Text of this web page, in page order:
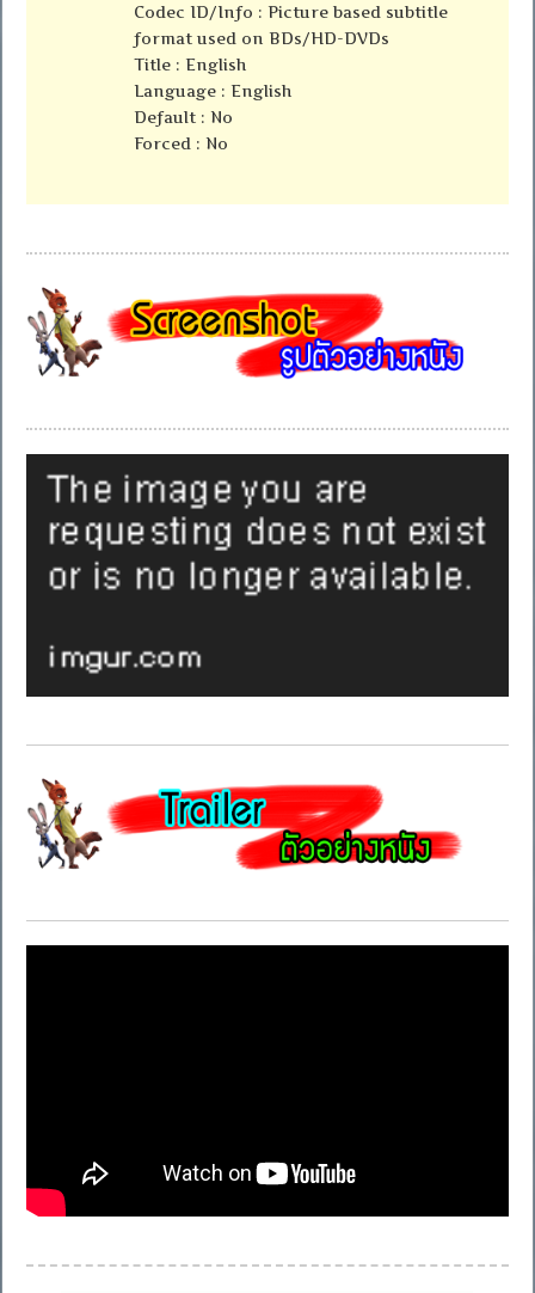
Codec ID/Info : Picture based subtitle
format used on BDs/HD-DVDs
Title : English
Language : English
Default : No
Forced : No